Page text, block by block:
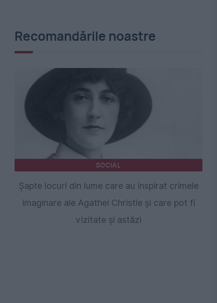
Recomandările noastre
SOCIAL
Șapte locuri din lume care au inspirat crimele
imaginare ale Agathei Christie și care pot fi
vizitate și astăzi